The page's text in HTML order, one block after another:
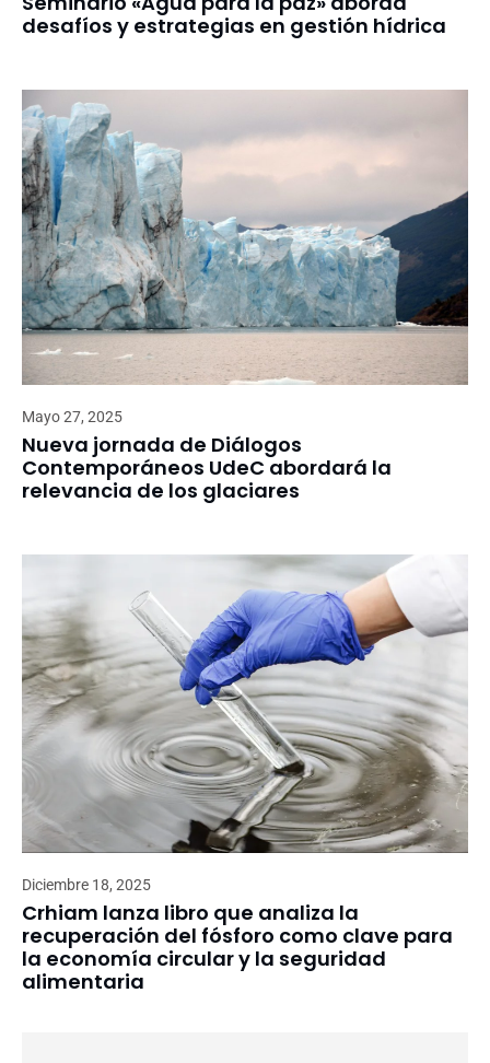
desafíos y estrategias en gestión hídrica
Mayo 27, 2025
Nueva jornada de Diálogos
Contemporáneos UdeC abordará la
relevancia de los glaciares
Diciembre 18, 2025
Crhiam lanza libro que analiza la
recuperación del fósforo como clave para
la economía circular y la seguridad
alimentaria